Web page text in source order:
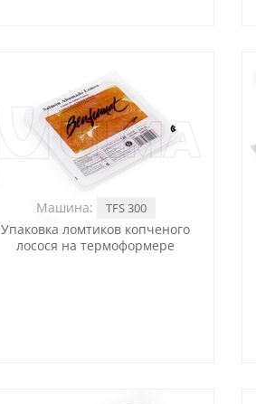
Упаковка ломтиков копченого
лосося на термоформере
Машина: TFS 300